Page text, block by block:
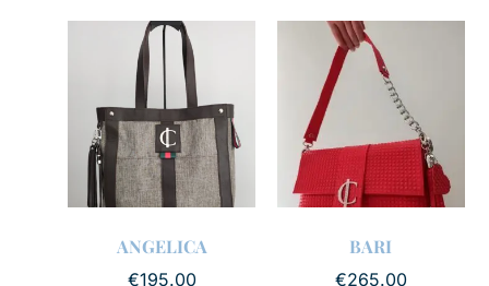
ANGELICA
€195.00
BARI
€265.00